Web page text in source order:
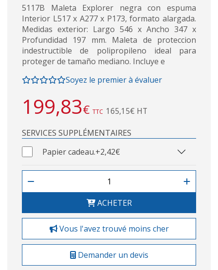
5117B Maleta Explorer negra con espuma
Interior L517 x A277 x P173, formato alargada.
Medidas exterior: Largo 546 x Ancho 347 x
Profundidad 197 mm. Maleta de proteccion
indestructible de polipropileno ideal para
proteger de tamaño mediano. Incluye e
Soyez le premier à évaluer
199,83€ TTC 165,15€ HT
SERVICES SUPPLÉMENTAIRES
Papier cadeau.+2,42€
ACHETER
Vous l'avez trouvé moins cher
Demander un devis